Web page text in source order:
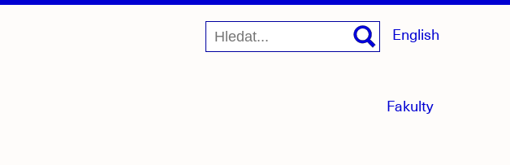
Fakultymenu
English